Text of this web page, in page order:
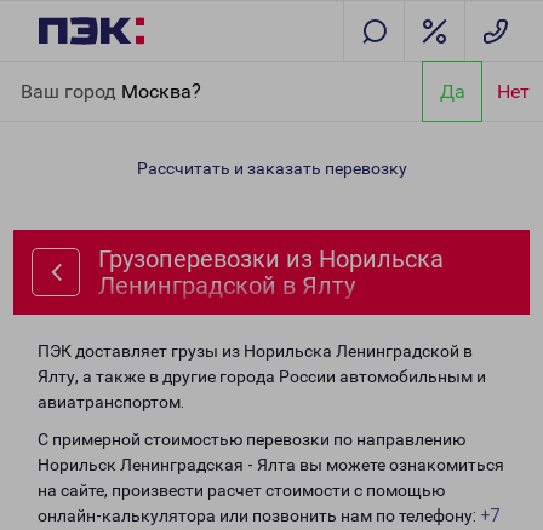
Ваш город Москва? Да Нет
Ленинградской в Ялту
Рассчитать и заказать перевозку
Грузоперевозки из Норильска
Ленинградской в Ялту
ПЭК доставляет грузы из Норильска Ленинградской в
Ялту, а также в другие города России автомобильным и
авиатранспортом.
С примерной стоимостью перевозки по направлению
Норильск Ленинградская - Ялта вы можете ознакомиться
на сайте, произвести расчет стоимости с помощью
онлайн-калькулятора или позвонить нам по телефону: +7